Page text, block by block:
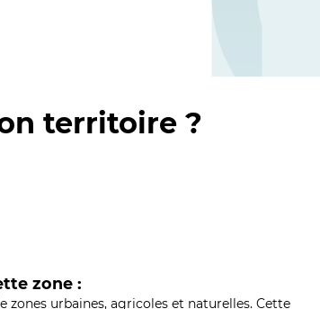
territoire ?
zone :
urbaines, agricoles et naturelles. Cette